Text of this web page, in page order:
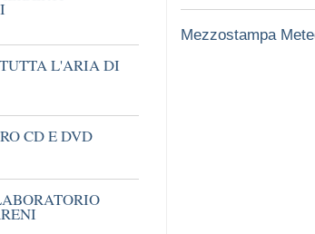
Mezzostampa
L'ARIA DI
CD E DVD